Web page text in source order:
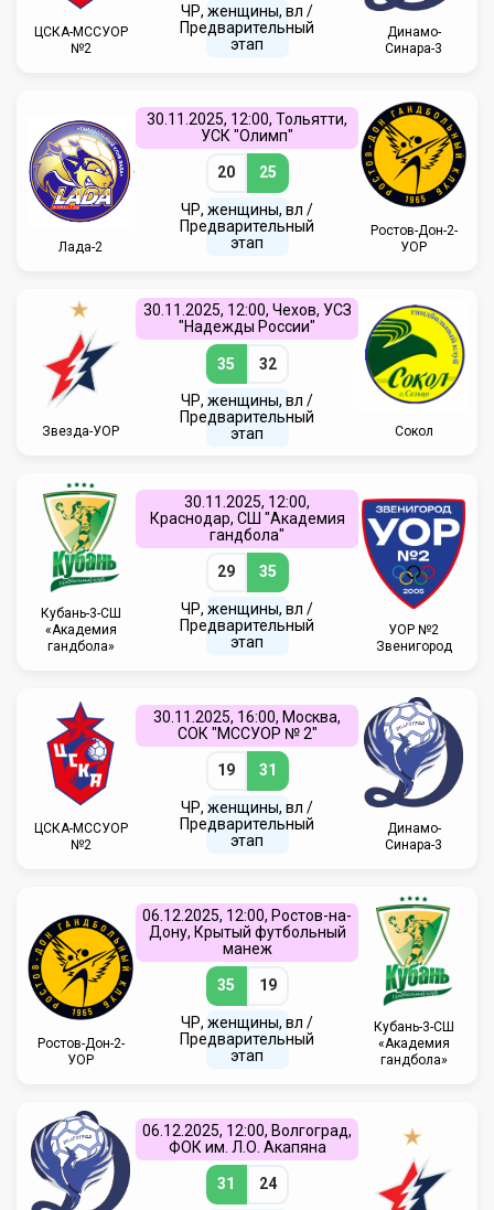
ЦСКА-МССУОР
№2
ЧР, женщины, вл /
Предварительный
этап
Динамо-
Синара-3
Лада-2
30.11.2025, 12:00, Тольятти,
УСК "Олимп"
20 25
ЧР, женщины, вл /
Предварительный
этап
Ростов-Дон-2-
УОР
Звезда-УОР
30.11.2025, 12:00, Чехов, УСЗ
"Надежды России"
35 32
ЧР, женщины, вл /
Предварительный
этап
Сокол
Кубань-3-СШ
«Академия
гандбола»
30.11.2025, 12:00,
Краснодар, СШ "Академия
гандбола"
29 35
ЧР, женщины, вл /
Предварительный
этап
УОР №2
Звенигород
ЦСКА-МССУОР
№2
30.11.2025, 16:00, Москва,
СОК "МССУОР № 2"
19 31
ЧР, женщины, вл /
Предварительный
этап
Динамо-
Синара-3
Ростов-Дон-2-
УОР
06.12.2025, 12:00, Ростов-на-
Дону, Крытый футбольный
манеж
35 19
ЧР, женщины, вл /
Предварительный
этап
Кубань-3-СШ
«Академия
гандбола»
06.12.2025, 12:00, Волгоград,
ФОК им. Л.О. Акапяна
31 24